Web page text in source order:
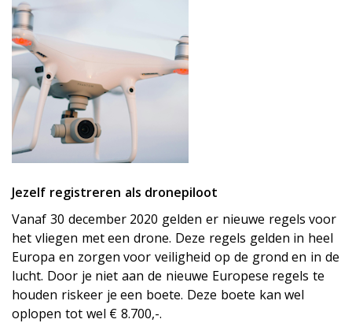
Jezelf registreren als dronepiloot
Vanaf 30 december 2020 gelden er nieuwe regels voor
het vliegen met een drone. Deze regels gelden in heel
Europa en zorgen voor veiligheid op de grond en in de
lucht. Door je niet aan de nieuwe Europese regels te
houden riskeer je een boete. Deze boete kan wel
oplopen tot wel € 8.700,-.